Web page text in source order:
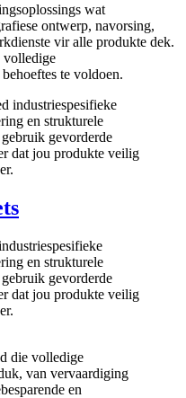
wat
ontwerp, navorsing,
vir alle produkte dek.
volledige
te voldoen.
en strukturele
gevorderde
dat jou produkte veilig